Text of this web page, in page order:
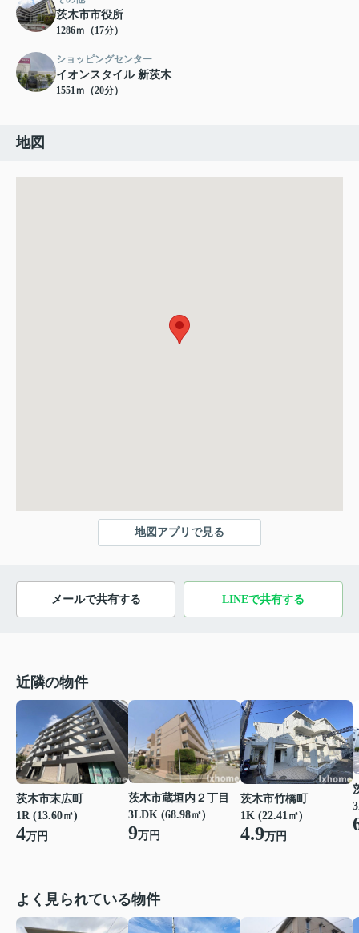
茨木市市役所
1286ｍ（17分）
ショッピングセンター
イオンスタイル 新茨木
1551ｍ（20分）
地図
地図アプリで見る
メールで共有する LINEで共有する
近隣の物件
茨木市末広町
1R (13.60㎡)
4万円
茨木市蔵垣内２丁目
3LDK (68.98㎡)
9万円
茨木市竹橋町
1K (22.41㎡)
4.9万円
よく見られている物件